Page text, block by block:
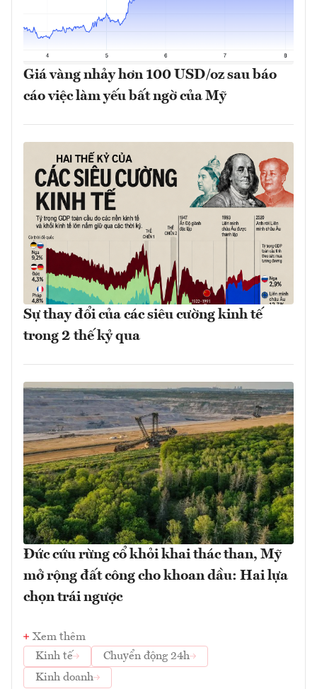
Giá vàng nhảy hơn 100 USD/oz sau báo
cáo việc làm yếu bất ngờ của Mỹ
Sự thay đổi của các siêu cường kinh tế
trong 2 thế kỷ qua
Đức cứu rừng cổ khỏi khai thác than, Mỹ
mở rộng đất công cho khoan dầu: Hai lựa
chọn trái ngược
Xem thêm
Kinh tế
Chuyển động 24h
Kinh doanh